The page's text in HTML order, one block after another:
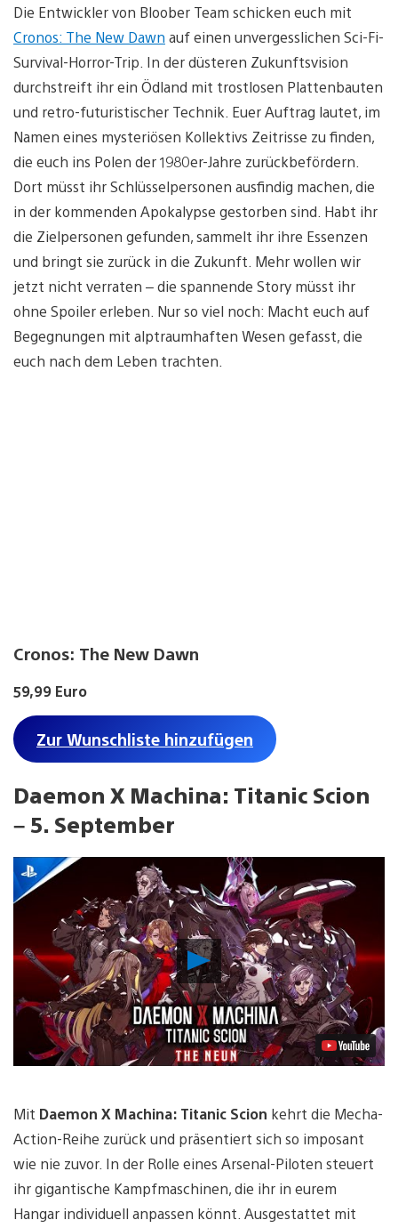
Die Entwickler von Bloober Team schicken euch mit
Cronos: The New Dawn auf einen unvergesslichen Sci-Fi-
Survival-Horror-Trip. In der düsteren Zukunftsvision
durchstreift ihr ein Ödland mit trostlosen Plattenbauten
und retro-futuristischer Technik. Euer Auftrag lautet, im
Namen eines mysteriösen Kollektivs Zeitrisse zu finden,
die euch ins Polen der 1980er-Jahre zurückbefördern.
Dort müsst ihr Schlüsselpersonen ausfindig machen, die
in der kommenden Apokalypse gestorben sind. Habt ihr
die Zielpersonen gefunden, sammelt ihr ihre Essenzen
und bringt sie zurück in die Zukunft. Mehr wollen wir
jetzt nicht verraten – die spannende Story müsst ihr
ohne Spoiler erleben. Nur so viel noch: Macht euch auf
Begegnungen mit alptraumhaften Wesen gefasst, die
euch nach dem Leben trachten.
Cronos: The New Dawn
59,99 Euro
Zur Wunschliste hinzufügen
Daemon X Machina: Titanic Scion
– 5. September
Video
abspielen
Mit Daemon X Machina: Titanic Scion kehrt die Mecha-
Action-Reihe zurück und präsentiert sich so imposant
wie nie zuvor. In der Rolle eines Arsenal-Piloten steuert
ihr gigantische Kampfmaschinen, die ihr in eurem
Hangar individuell anpassen könnt. Ausgestattet mit